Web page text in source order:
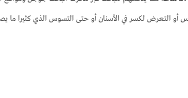
التعرض لكسر في الأسنان أو حتى التسوس الذي كثيرا ما